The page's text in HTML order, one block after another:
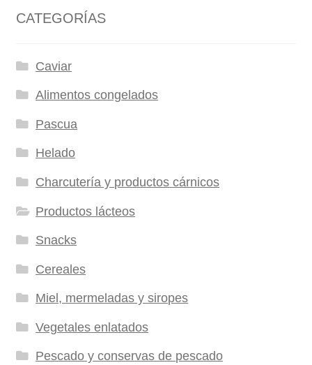
CATEGORÍAS
Caviar
Alimentos congelados
Pascua
Helado
Charcutería y productos cárnicos
Productos lácteos
Snacks
Cereales
Miel, mermeladas y siropes
Vegetales enlatados
Pescado y conservas de pescado